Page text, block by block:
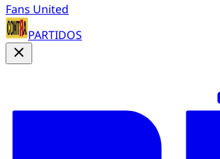
Fans United
PARTIDOS